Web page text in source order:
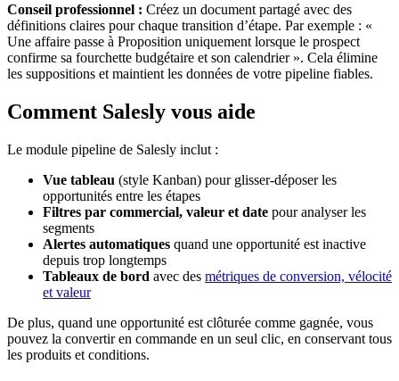
Conseil professionnel : Créez un document partagé avec des
définitions claires pour chaque transition d’étape. Par exemple : «
Une affaire passe à Proposition uniquement lorsque le prospect
confirme sa fourchette budgétaire et son calendrier ». Cela élimine
les suppositions et maintient les données de votre pipeline fiables.
Comment Salesly vous aide
Le module pipeline de Salesly inclut :
Vue tableau (style Kanban) pour glisser-déposer les
opportunités entre les étapes
Filtres par commercial, valeur et date pour analyser les
segments
Alertes automatiques quand une opportunité est inactive
depuis trop longtemps
Tableaux de bord avec des métriques de conversion, vélocité
et valeur
De plus, quand une opportunité est clôturée comme gagnée, vous
pouvez la convertir en commande en un seul clic, en conservant tous
les produits et conditions.